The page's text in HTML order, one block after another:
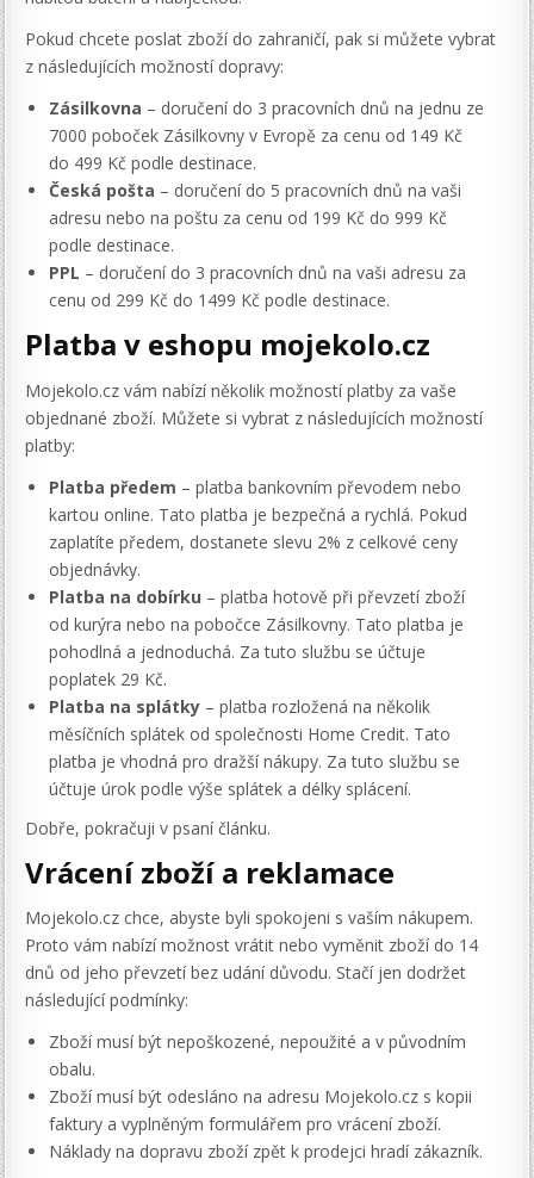
Pokud chcete poslat zboží do zahraničí, pak si můžete vybrat
z následujících možností dopravy:
Zásilkovna – doručení do 3 pracovních dnů na jednu ze
7000 poboček Zásilkovny v Evropě za cenu od 149 Kč
do 499 Kč podle destinace.
Česká pošta – doručení do 5 pracovních dnů na vaši
adresu nebo na poštu za cenu od 199 Kč do 999 Kč
podle destinace.
PPL – doručení do 3 pracovních dnů na vaši adresu za
cenu od 299 Kč do 1499 Kč podle destinace.
Platba v eshopu mojekolo.cz
Mojekolo.cz vám nabízí několik možností platby za vaše
objednané zboží. Můžete si vybrat z následujících možností
platby:
Platba předem – platba bankovním převodem nebo
kartou online. Tato platba je bezpečná a rychlá. Pokud
zaplatíte předem, dostanete slevu 2% z celkové ceny
objednávky.
Platba na dobírku – platba hotově při převzetí zboží
od kurýra nebo na pobočce Zásilkovny. Tato platba je
pohodlná a jednoduchá. Za tuto službu se účtuje
poplatek 29 Kč.
Platba na splátky – platba rozložená na několik
měsíčních splátek od společnosti Home Credit. Tato
platba je vhodná pro dražší nákupy. Za tuto službu se
účtuje úrok podle výše splátek a délky splácení.
Dobře, pokračuji v psaní článku.
Vrácení zboží a reklamace
Mojekolo.cz chce, abyste byli spokojeni s vaším nákupem.
Proto vám nabízí možnost vrátit nebo vyměnit zboží do 14
dnů od jeho převzetí bez udání důvodu. Stačí jen dodržet
následující podmínky:
Zboží musí být nepoškozené, nepoužité a v původním
obalu.
Zboží musí být odesláno na adresu Mojekolo.cz s kopii
faktury a vyplněným formulářem pro vrácení zboží.
Náklady na dopravu zboží zpět k prodejci hradí zákazník.